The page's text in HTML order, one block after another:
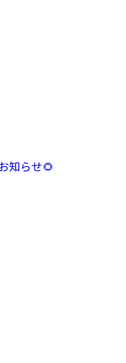
知らせ🌻